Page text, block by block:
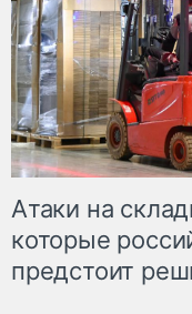
Атаки на
которые
предстоит